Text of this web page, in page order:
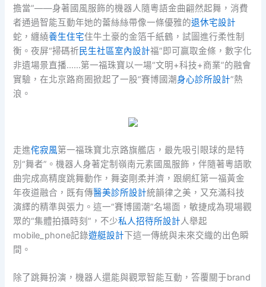
擔當”——身著國風服飾的機器人隨粵語金曲翩然起舞，消費
者通過智能互動年她的蕾絲絲帶像一條優雅的退休宅設計
蛇，纏繞養生住宅住牛土豪的金箔千紙鶴，試圖進行柔性制
衡。夜屏“掃碼祈民生社區室內設計福”即可贏取金條，數字化
非遺場景直播……第一福珠寶以一場“文明+科技+商業”的融會
實驗，在北京路商圈掀起了一股“賽博國潮身心診所設計”熱
浪。
走進侘寂風第一福珠寶北京路旗艦店，最先吸引眼球的是特
別“舞者”。機器人身著定制嶺南元素國風服飾，伴隨著粵語歌
曲完成高精度跳舞動作，舞姿剛柔并濟，跟網紅第一福黃金
年夜道融合，既有傳醫美診所設計統韻律之美，又充滿科技
演繹的精準與張力。這一“賽博國潮”名場面，敏捷成為現場觀
眾的“集體拍攝時刻”，不少私人招待所設計 人舉起
mobile_phone記錄遊艇設計下這一傳統與未來交織的出色瞬
間。
除了跳舞扮演，機器人還能與觀眾智能互動，答覆關于brand